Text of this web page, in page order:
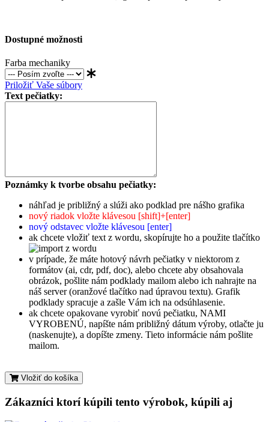
Dostupné možnosti
Farba mechaniky
Priložiť Vaše súbory
Text pečiatky:
Poznámky k tvorbe obsahu pečiatky:
náhľad je približný a slúži ako podklad pre nášho grafika
nový riadok vložte klávesou [shift]+[enter]
nový odstavec vložte klávesou [enter]
ak chcete vložiť text z wordu, skopírujte ho a použite tlačítko
v prípade, že máte hotový návrh pečiatky v niektorom z
formátov (ai, cdr, pdf, doc), alebo chcete aby obsahovala
obrázok, pošlite nám podklady mailom alebo ich nahrajte na
náš server (oranžové tlačítko nad úpravou textu). Grafik
podklady spracuje a zašle Vám ich na odsúhlasenie.
ak chcete opakovane vyrobiť novú pečiatku, NAMI
VYROBENÚ, napíšte nám približný dátum výroby, otlačte ju
(naskenujte), a dopíšte zmeny. Tieto informácie nám pošlite
mailom.
Vložiť do košíka
Zákazníci ktorí kúpili tento výrobok, kúpili aj